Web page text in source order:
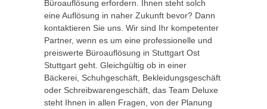
Büroauflösung erfordern. Ihnen steht solch
eine Auflösung in naher Zukunft bevor? Dann
kontaktieren Sie uns. Wir sind Ihr kompetenter
Partner, wenn es um eine professionelle und
preiswerte Büroauflösung in Stuttgart Ost
Stuttgart geht. Gleichgültig ob in einer
Bäckerei, Schuhgeschäft, Bekleidungsgeschäft
oder Schreibwarengeschäft, das Team Deluxe
steht Ihnen in allen Fragen, von der Planung